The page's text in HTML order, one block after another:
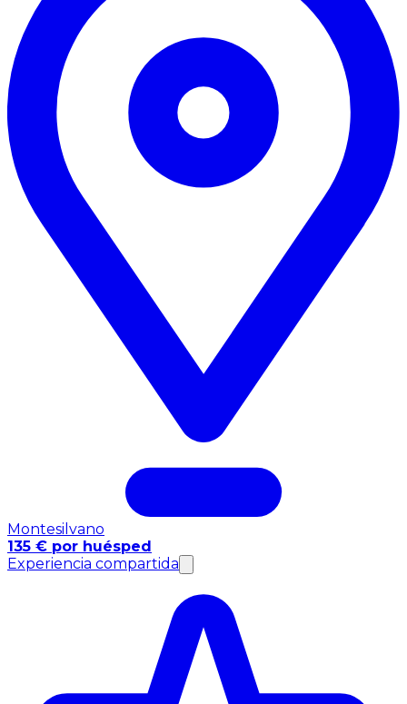
Montesilvano
135 € por huésped
Experiencia compartida